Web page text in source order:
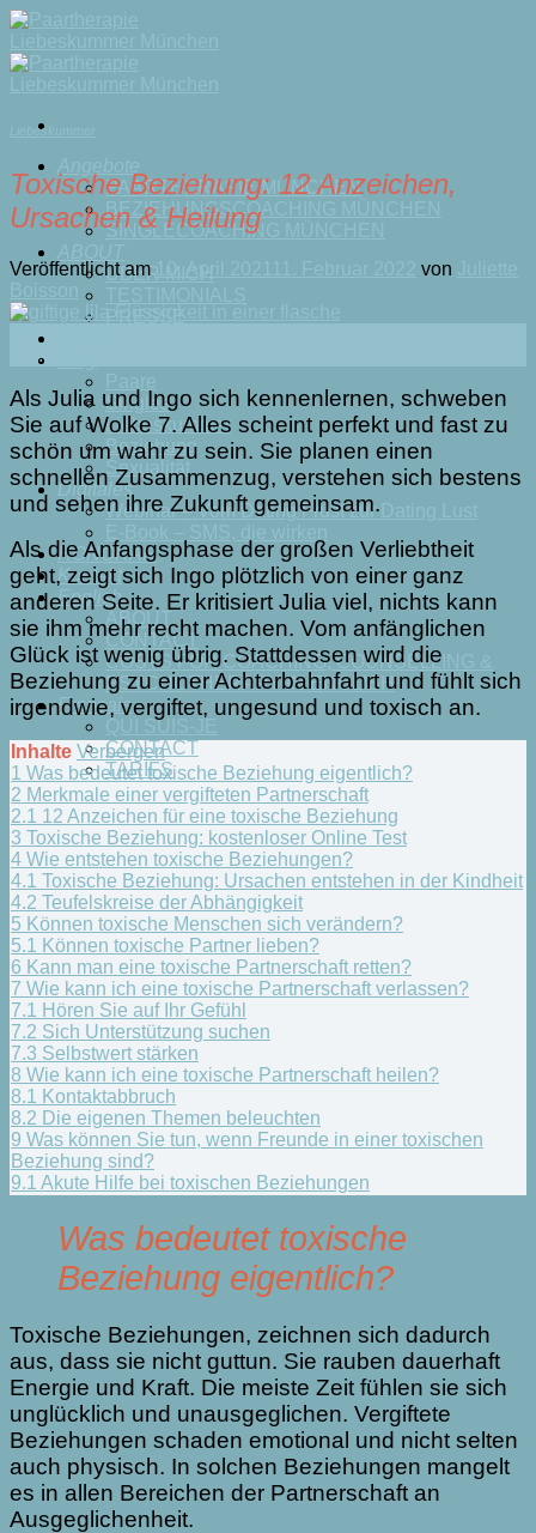
Skip
content
PAARTHERAPIE MÜNCHEN
BEZIEHUNGSCOACHING MÜNCHEN
SINGLECOACHING MÜNCHEN
ÜBER MICH
Singles
Liebeskummer
Beziehung
Sexualität
Digitales
Webinar – Vom Dating Frust zur Dating Lust
HONORAR
Kontakt
English
ABOUT
CONTACT
COSTS FOR COACHING, COUNSELLING &
PSYCHOTHERAPY IN ENGLISH
Français
QUI SUIS-JE
CONTACT
TARIFS
Liebeskummer
Toxische Beziehung: 12 Anzeichen,
Ursachen & Heilung
Veröffentlicht am von
Apr.
Als Julia und Ingo sich kennenlernen, schweben
Sie auf Wolke 7. Alles scheint perfekt und fast zu
schön um wahr zu sein. Sie planen einen
schnellen Zusammenzug, verstehen sich bestens
und sehen ihre Zukunft gemeinsam.
Als die Anfangsphase der großen Verliebtheit
geht, zeigt sich Ingo plötzlich von einer ganz
anderen Seite. Er kritisiert Julia viel, nichts kann
sie ihm mehr recht machen. Vom anfänglichen
Glück ist wenig übrig. Stattdessen wird die
Beziehung zu einer Achterbahnfahrt und fühlt sich
irgendwie, vergiftet, ungesund und toxisch an.
Inhalte Verbergen
1 Was bedeutet toxische Beziehung eigentlich?
2 Merkmale einer vergifteten Partnerschaft
2.1 12 Anzeichen für eine toxische Beziehung
3 Toxische Beziehung: kostenloser Online Test
4 Wie entstehen toxische Beziehungen?
4.1 Toxische Beziehung: Ursachen entstehen in der Kindheit
4.2 Teufelskreise der Abhängigkeit
5 Können toxische Menschen sich verändern?
5.1
Können toxische Partner lieben?
6 Kann man eine toxische Partnerschaft retten?
7 Wie kann ich eine toxische Partnerschaft verlassen?
7.1
Hören Sie auf Ihr Gefühl
7.2 Sich Unterstützung suchen
7.3 Selbstwert stärken
8 Wie kann ich eine toxische Partnerschaft heilen?
8.1
Kontaktabbruch
8.2 Die eigenen Themen beleuchten
9 Was können Sie tun, wenn Freunde in einer toxischen
Beziehung sind?
9.1 Akute Hilfe bei toxischen Beziehungen
Was bedeutet toxische
Beziehung eigentlich?
Toxische Beziehungen, zeichnen sich dadurch
aus, dass sie nicht guttun. Sie rauben dauerhaft
Energie und Kraft. Die meiste Zeit fühlen sie sich
unglücklich und unausgeglichen. Vergiftete
Beziehungen schaden emotional und nicht selten
auch physisch. In solchen Beziehungen mangelt
es in allen Bereichen der Partnerschaft an
Ausgeglichenheit.